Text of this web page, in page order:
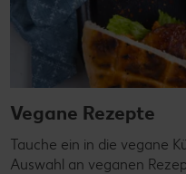
Vegane Rezepte
Tauche ein in die vegane
Auswahl an veganen